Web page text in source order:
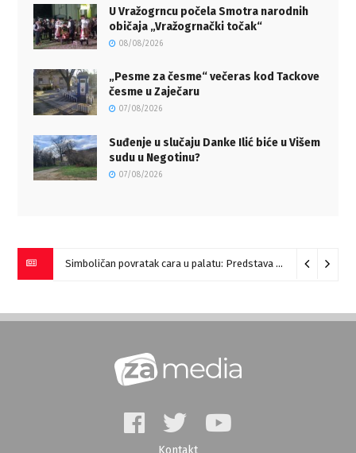
U Vražogrncu počela Smotra narodnih
običaja „Vražogrnački točak“
08/08/2026
„Pesme za česme“ večeras kod Tackove
česme u Zaječaru
07/08/2026
Suđenje u slučaju Danke Ilić biće u Višem
sudu u Negotinu?
07/08/2026
Simboličan povratak cara u palatu: Predstava “Galerije” na Romulijani